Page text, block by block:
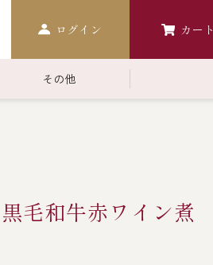
ログイン カート
おせち冷凍
その他
毛和牛赤ワイン煮